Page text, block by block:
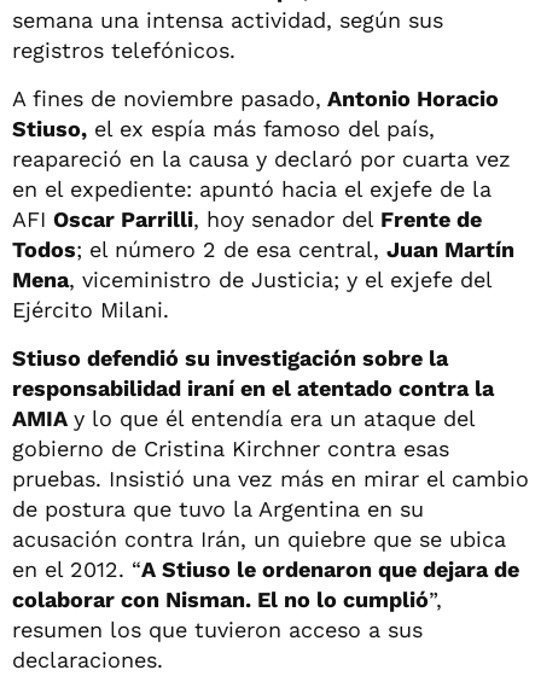
semana una intensa actividad, según sus
registros telefónicos.
A fines de noviembre pasado, Antonio Horacio
Stiuso, el ex espía más famoso del país,
reapareció en la causa y declaró por cuarta vez
en el expediente: apuntó hacia el exjefe de la
AFI Oscar Parrilli, hoy senador del Frente de
Todos; el número 2 de esa central, Juan Martín
Mena, viceministro de Justicia; y el exjefe del
Ejército Milani.
Stiuso defendió su investigación sobre la
responsabilidad iraní en el atentado contra la
AMIA y lo que él entendía era un ataque del
gobierno de Cristina Kirchner contra esas
pruebas. Insistió una vez más en mirar el cambio
de postura que tuvo la Argentina en su
acusación contra Irán, un quiebre que se ubica
en el 2012. “A Stiuso le ordenaron que dejara de
colaborar con Nisman. El no lo cumplió”,
resumen los que tuvieron acceso a sus
declaraciones.